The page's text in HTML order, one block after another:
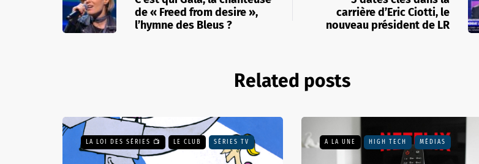
de « Freed from desire »,
l’hymne des Bleus ?
carrière d’Eric Ciotti, le
nouveau président de LR
Related posts
LA LOI DES SÉRIES 📺 LE CLUB SÉRIES TV A LA UNE HIGH TECH MÉDIAS